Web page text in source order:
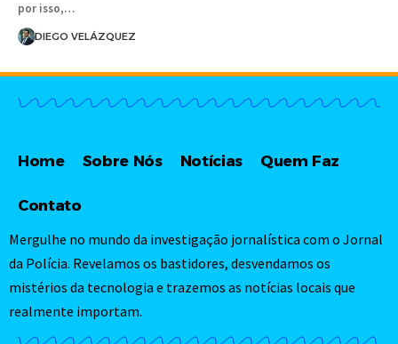
por isso,…
DIEGO VELÁZQUEZ
Home Sobre Nós Notícias Quem Faz
Contato
Mergulhe no mundo da investigação jornalística com o Jornal
da Polícia. Revelamos os bastidores, desvendamos os
mistérios da tecnologia e trazemos as notícias locais que
realmente importam.